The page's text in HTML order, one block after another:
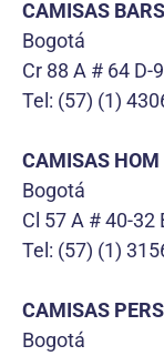
CAMISAS
Bogotá
Cr 88 A # 64 D-
Tel: (57) (1)
CAMISAS HOM
Bogotá
Cl 57 A # 40-32
Tel: (57) (1)
CAMISAS
Bogotá